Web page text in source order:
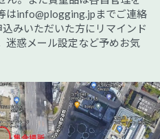
はinfo@plogging.jpまでご連絡
みいただいた方にリマインド
迷惑メール設定など予めお気